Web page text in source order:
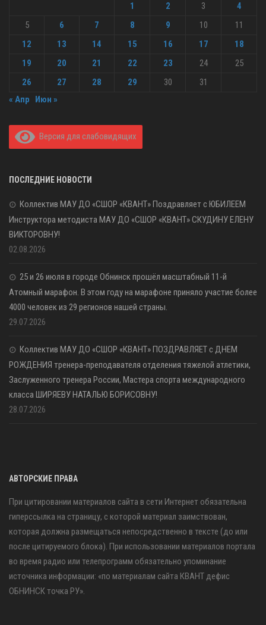
1
2 3
4
5
6 7 8 9 10
11
12
13 14 15 16 17
18
19
20 21 22 23 24
25
26
27 28 29 30
31
« Апр
Июн »
Версия для слабовидящих
ПОСЛЕДНИЕ НОВОСТИ
Коллектив МАУ ДО «СШОР «КВАНТ» Поздравляет с ЮБИЛЕЕМ
Инструктора методиста МАУ ДО «СШОР «КВАНТ» СКУДИНУ ЕЛЕНУ
ВИКТОРОВНУ!
02.08.2026
25 и 26 июля в городе Обнинск прошёл масштабный 11-й
Атомный марафон. В этом году на марафоне приняло участие более
4000 человек из 29 регионов нашей страны.
29.07.2026
Коллектив МАУ ДО «СШОР «КВАНТ» ПОЗДРАВЛЯЕТ с ДНЕМ
РОЖДЕНИЯ тренера-преподавателя отделения тяжелой атлетики,
Заслуженного тренера России, Мастера спорта международного
класса ШИРЯЕВУ НАТАЛЬЮ БОРИСОВНУ!
28.07.2026
АВТОРСКИЕ ПРАВА
При цитировании материалов сайта в сети Интернет обязательна
гиперссылка на страницу, с которой материал заимствован,
которая должна размещаться непосредственно в тексте (до или
после цитируемого блока). При использовании материалов портала
во время радио или телепрограмм обязательно упоминание
источника информации: «по материалам сайта КВАНТ дефис
ОБНИНСК точка РУ».